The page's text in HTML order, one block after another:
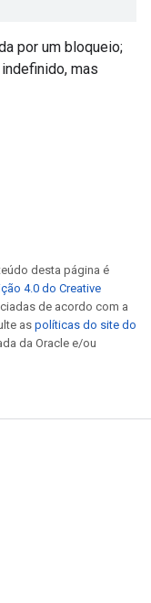
por um bloqueio;
mas
desta página é
4.0 do Creative
de acordo com a
aspolíticas do site do
da Oracle e/ou